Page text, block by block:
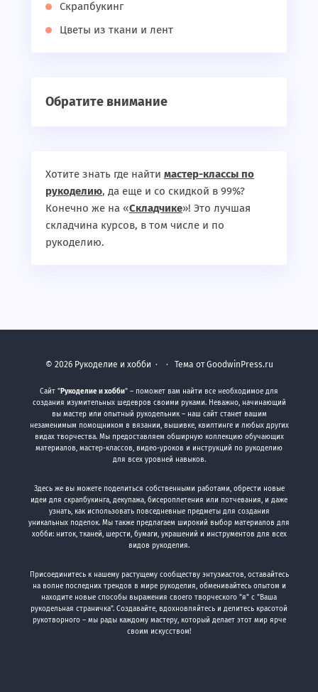
Скрапбукинг
Цветы из ткани и лент
Обратите внимание
Хотите знать где найти мастер-классы по
рукоделию, да еще и со скидкой в 99%?
Конечно же на «Складчике»! Это лучшая
складчина курсов, в том числе и по
рукоделию.
© 2026 Рукоделие и хобби · · Тема от GoodwinPress.ru
Сайт "Рукоделие и хобби" – поможет вам найти все необходимое для
создания изумительных шедевров своими руками. Неважно, начинающий
вы мастер или опытный рукодельник – наш сайт станет вашим
незаменимым помощником в вязании, вышивке, квилтинге и любых других
видах творчества. Мы предоставляем обширную коллекцию обучающих
материалов, мастер-классов, видео-уроков и инструкций по рукоделию
для всех уровней навыков.
Здесь же вы можете поделиться собственными работами, обрести новые
идеи для скрапбукинга, декупажа, бисероплетения или потчевания, и даже
узнать, как использовать повседневные предметы для создания
уникальных поделок. Мы также предлагаем широкий выбор материалов для
хобби: ниток, тканей, шерсти, бумаги, украшений и инструментов для всех
видов рукоделия.
Присоединитесь к нашему растущему сообществу энтузиастов, оставайтесь
на волне последних трендов в мире рукоделия, обменивайтесь опытом и
находите новые способы выражения своего творческого "я" с "Ваша
рукодельная страничка". Создавайте, вдохновляйтесь и делитесь красотой
рукотворного – мы рады каждому мастеру, который делает этот мир ярче
своим искусством!